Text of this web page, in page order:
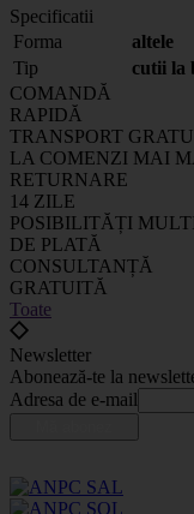
Specificatii
Forma
altele
Tip
cutii la
COMANDĂ
RAPIDĂ
TRANSPORT
LA COMENZI MAI
RETURNARE
14 ZILE
POSIBILITĂȚI
DE PLATĂ
CONSULTANȚĂ
GRATUITĂ
Toate
Newsletter
Abonează-te la
Adresa de e-mail